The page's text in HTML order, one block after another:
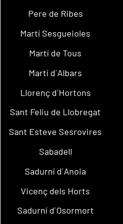
Pere de Ribes
Martí Sesgueioles
Martí de Tous
Martí d´Albars
Llorenç d´Hortons
Sant Feliu de Llobregat
Sant Esteve Sesrovires
Sabadell
Sadurní d´Anoia
Vicenç dels Horts
Sadurní d´Osormort